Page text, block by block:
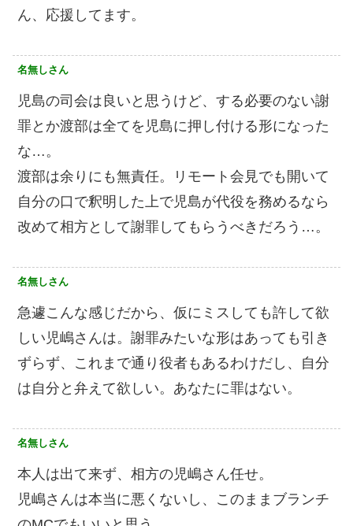
ん、応援してます。
名無しさん
児島の司会は良いと思うけど、する必要のない謝
罪とか渡部は全てを児島に押し付ける形になった
な…。
渡部は余りにも無責任。リモート会見でも開いて
自分の口で釈明した上で児島が代役を務めるなら
改めて相方として謝罪してもらうべきだろう…。
名無しさん
急遽こんな感じだから、仮にミスしても許して欲
しい児嶋さんは。謝罪みたいな形はあっても引き
ずらず、これまで通り役者もあるわけだし、自分
は自分と弁えて欲しい。あなたに罪はない。
名無しさん
本人は出て来ず、相方の児嶋さん任せ。
児嶋さんは本当に悪くないし、このままブランチ